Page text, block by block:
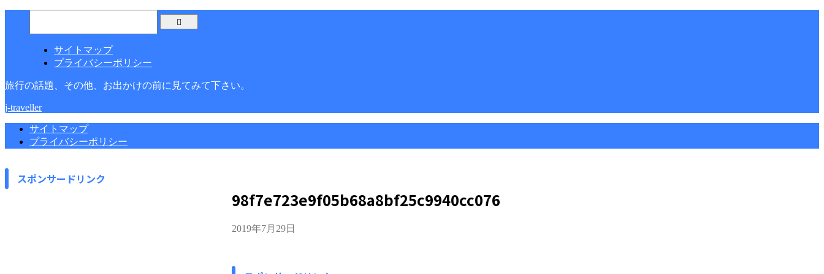
サイトマップ
プライバシーポリシー
旅行の話題、その他、お出かけの前に見てみて下さい。
j-traveller
サイトマップ
プライバシーポリシー
98f7e723e9f05b68a8bf25c9940cc076
2019年7月29日
スポンサードリンク